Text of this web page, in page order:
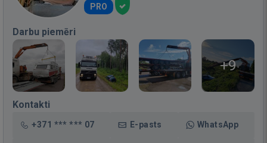
PRO
Darbu piemēri
+9
Kontakti
+371 *** *** 07 E-pasts WhatsApp